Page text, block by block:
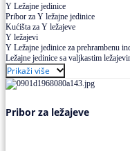
Y Ležajne jedinice
Pribor za Y ležajne jedinice
Kućišta za Y ležajeve
Y ležajevi
Y Ležajne jedinice za prehrambenu
Ležajne jedinice sa valjkastim
Prikaži više
Pribor za ležajeve